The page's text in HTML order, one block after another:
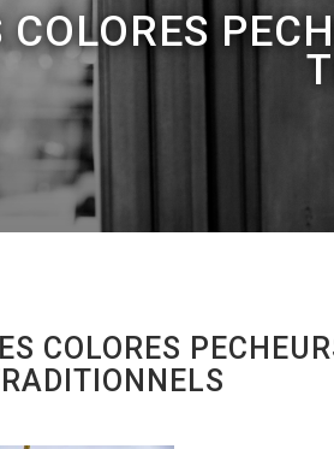
COLORES
COLORES